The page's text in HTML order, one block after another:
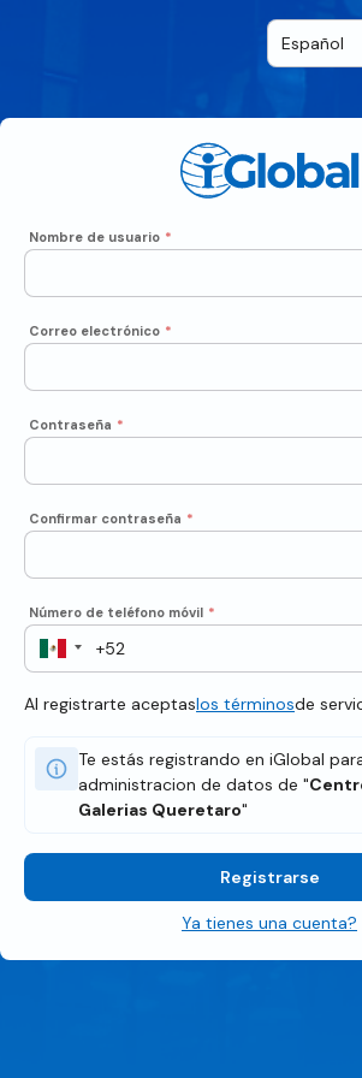
Nombre de usuario *
Correo electrónico *
Contraseña *
Confirmar contraseña *
Número de teléfono móvil *
Al registrarte aceptaslos términosde
Te estás registrando en iGlobal
administracion de datos de "
Galerias Queretaro"
Registrarse
Ya tienes una cuenta?